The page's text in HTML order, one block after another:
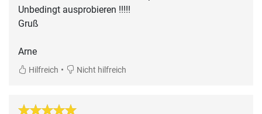
Unbedingt ausprobieren !!!!!
Gruß
Arne
Hilfreich • Nicht hilfreich